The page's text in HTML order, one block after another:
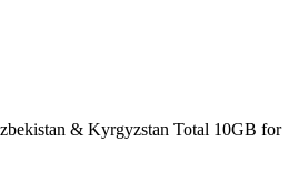
& Kyrgyzstan Total 10GB for